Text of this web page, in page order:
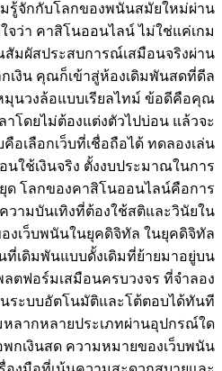
มรู้จักกับโลกของพนันสมัยใหม่ผ่าน
จว่า คาสิโนออนไลน์ ไม่ใช่แค่เกม
มผัสประสบการณ์เสมือนจริงผ่าน
เงิน คุณก็เข้าสู่ห้องเดิมพันสดที่ดีล
มุนวงล้อแบบเรียลไทม์ ข้อดีคือคุณ
าโดยไม่ต้องแต่งตัวไปบ่อน แล้วจะ
อเลือกเว็บที่เชื่อถือได้ ทดลองเล่น
นใช้เงินจริง ตั้งงบประมาณในการ
ด โลกของคาสิโนออนไลน์คือการ
วามบันเทิงที่ต้องใช้สติและวินัยใน
งเว็บพนันในยุคดิจิทัล ในยุคดิจิทัล
ที่เดิมพันแบบดั้งเดิมที่ย้ายมาอยู่บน
ตฟอร์มเสมือนครบวงจร ที่จำลอง
ระบบอัตโนมัติและโต้ตอบได้ทันที
หลากหลายประเภทผ่านอุปกรณ์ใด
พกเงินสด ความหมายของเว็บพนัน